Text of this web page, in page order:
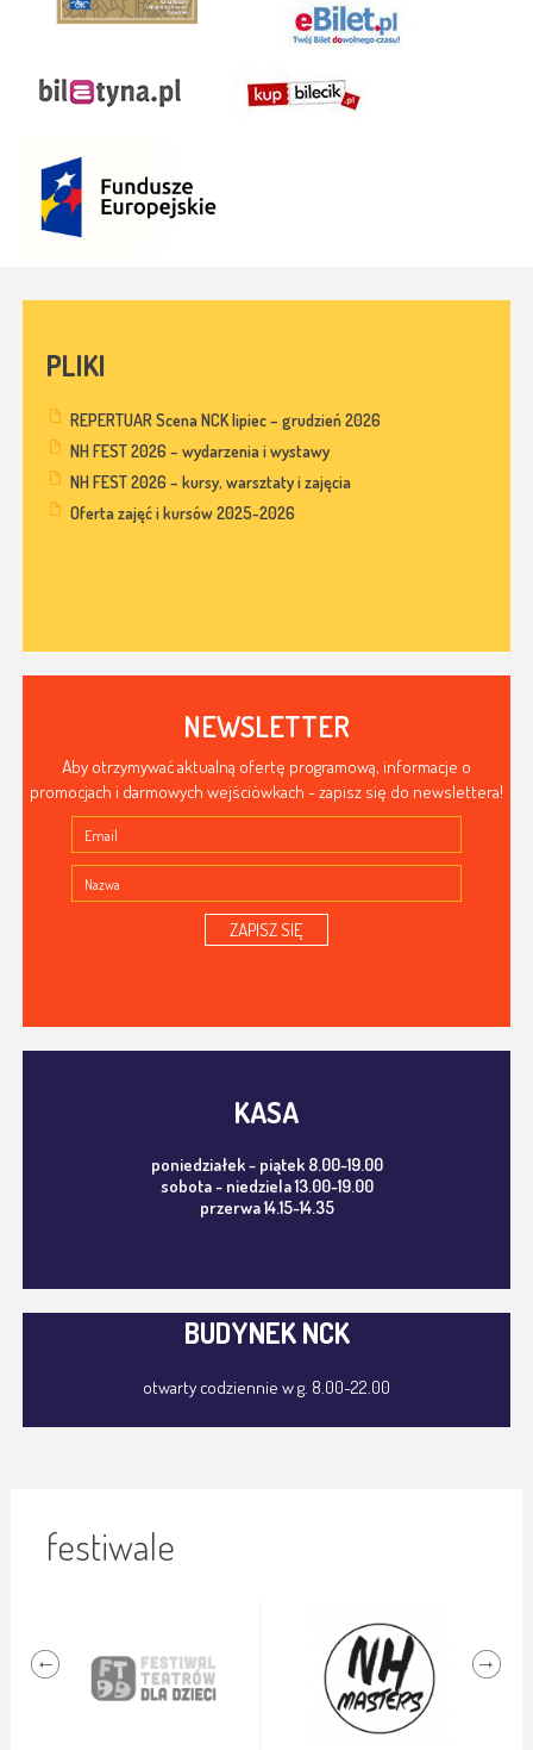
PLIKI
REPERTUAR Scena NCK lipiec – grudzień 2026
NH FEST 2026 – wydarzenia i wystawy
NH FEST 2026 – kursy, warsztaty i zajęcia
Oferta zajęć i kursów 2025-2026
NEWSLETTER
Aby otrzymywać aktualną ofertę programową, informacje o
promocjach i darmowych wejściówkach - zapisz się do newslettera!
ZAPISZ SIĘ
KASA
poniedziałek - piątek 8.00-19.00
sobota - niedziela 13.00-19.00
przerwa 14.15-14.35
BUDYNEK NCK
otwarty codziennie w g. 8.00-22.00
festiwale